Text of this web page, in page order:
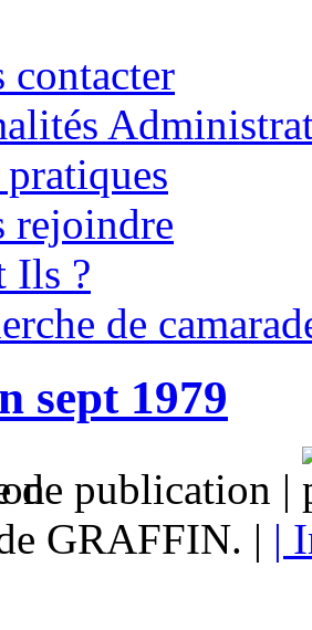
contacter
pratiques
rejoindre
Ils ?
de
sept 1979
de publication |
GRAFFIN. | |